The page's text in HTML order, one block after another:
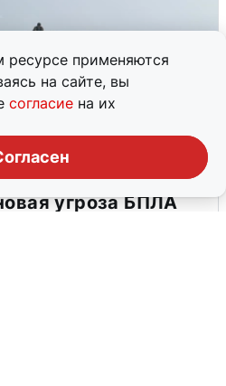
применяются
на сайте, вы
согласие на их
угроза БПЛА